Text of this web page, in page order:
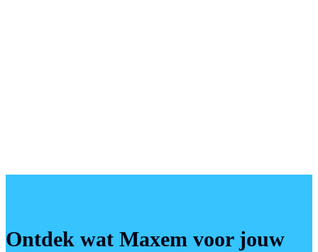
Ontdek wat Maxem voor jouw